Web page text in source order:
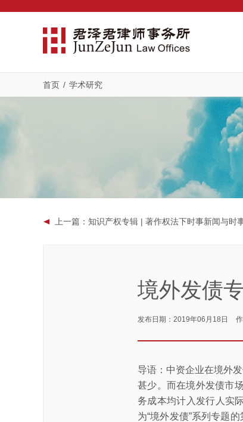
首页 / 学术研究
上一篇 ：知识产权专辑 | 著作权法下时事新闻与时
境外发债
发布日期：2019年06月18日
导语：中资企业在境外
甚少。而在境外发债市
务成本均计入发行人实
为“境外发债”系列专题